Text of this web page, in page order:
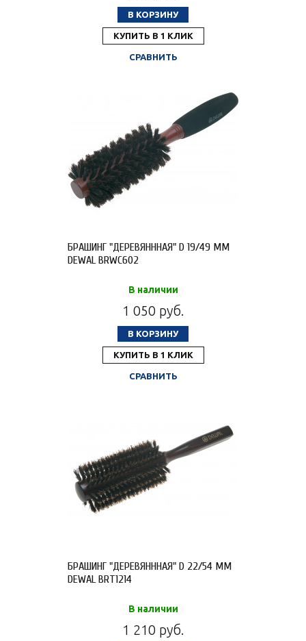
В КОРЗИНУ
КУПИТЬ В 1 КЛИК
СРАВНИТЬ
БРАШИНГ "ДЕРЕВЯНННАЯ" D 19/49 ММ
DEWAL BRWC602
В наличии
1 050 руб.
В КОРЗИНУ
КУПИТЬ В 1 КЛИК
СРАВНИТЬ
БРАШИНГ "ДЕРЕВЯНННАЯ" D 22/54 ММ
DEWAL BRT1214
В наличии
1 210 руб.